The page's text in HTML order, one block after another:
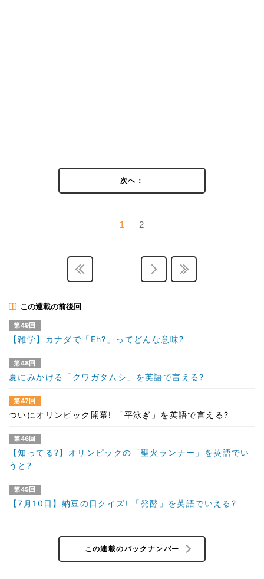
次へ：
1 2
この連載の前後回
第49回
【雑学】カナダで「Eh?」ってどんな意味?
第48回
夏にみかける「クワガタムシ」を英語で言える?
第47回
ついにオリンピック開幕! 「平泳ぎ」を英語で言える?
第46回
【知ってる?】オリンピックの「聖火ランナー」を英語でい
うと?
第45回
【7月10日】納豆の日クイズ! 「発酵」を英語でいえる?
この連載のバックナンバー